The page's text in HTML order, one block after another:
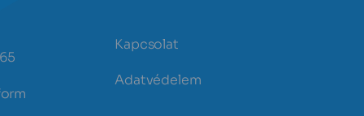
Kapcsolat
Adatvédelem